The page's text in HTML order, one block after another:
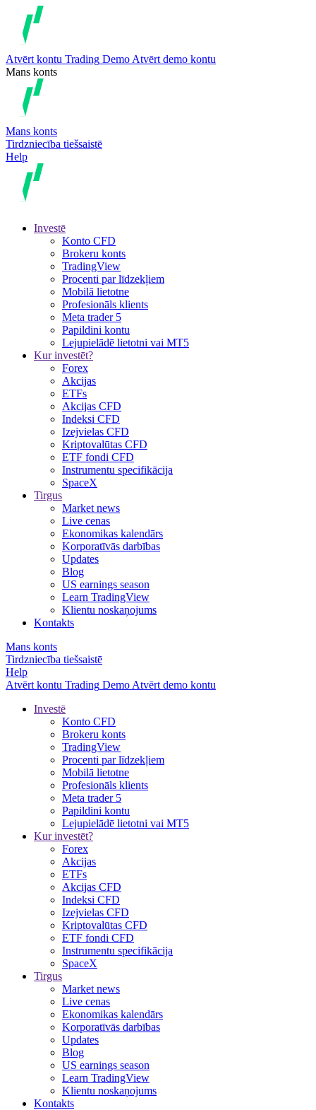
Atvērt kontu Trading Demo Atvērt demo kontu
Mans konts
Mans konts
Tirdzniecība tiešsaistē
Help
Investē
Konto CFD
Brokeru konts
TradingView
Procenti par līdzekļiem
Mobilā lietotne
Profesionāls klients
Meta trader 5
Papildini kontu
Lejupielādē lietotni vai MT5
Kur investēt?
Forex
Akcijas
ETFs
Akcijas CFD
Indeksi CFD
Izejvielas CFD
Kriptovalūtas CFD
ETF fondi CFD
Instrumentu specifikācija
SpaceX
Tirgus
Market news
Live cenas
Ekonomikas kalendārs
Korporatīvās darbības
Updates
Blog
US earnings season
Learn TradingView
Klientu noskaņojums
Kontakts
Mans konts
Tirdzniecība tiešsaistē
Help
Atvērt kontu Trading Demo Atvērt demo kontu
Investē
Konto CFD
Brokeru konts
TradingView
Procenti par līdzekļiem
Mobilā lietotne
Profesionāls klients
Meta trader 5
Papildini kontu
Lejupielādē lietotni vai MT5
Kur investēt?
Forex
Akcijas
ETFs
Akcijas CFD
Indeksi CFD
Izejvielas CFD
Kriptovalūtas CFD
ETF fondi CFD
Instrumentu specifikācija
SpaceX
Tirgus
Market news
Live cenas
Ekonomikas kalendārs
Korporatīvās darbības
Updates
Blog
US earnings season
Learn TradingView
Klientu noskaņojums
Kontakts